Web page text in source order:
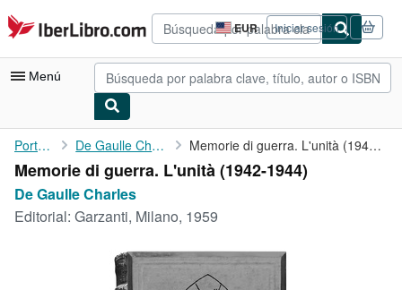
Pasar al contenido principal
IberLibro.com EUR
Preferencias
de
compra
del
Iniciar sesión
Menú
Mi cuenta
Consultar mis pedidos
Portada De Gaulle Charles Memorie di guerra. L'unità (1942-1944)
Memorie di guerra. L'unità (1942-1944)
De Gaulle Charles
Editorial: Garzanti, Milano, 1959